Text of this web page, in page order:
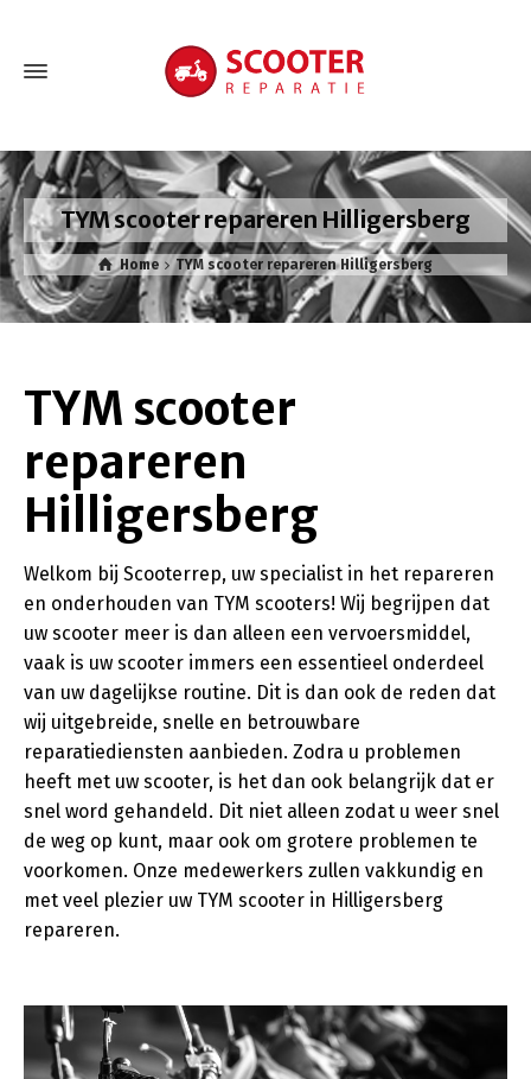
TYM scooter repareren Hilligersberg
Home TYM scooter repareren Hilligersberg
TYM scooter
repareren
Hilligersberg
Welkom bij Scooterrep, uw specialist in het repareren
en onderhouden van TYM scooters! Wij begrijpen dat
uw scooter meer is dan alleen een vervoersmiddel,
vaak is uw scooter immers een essentieel onderdeel
van uw dagelijkse routine. Dit is dan ook de reden dat
wij uitgebreide, snelle en betrouwbare
reparatiediensten aanbieden. Zodra u problemen
heeft met uw scooter, is het dan ook belangrijk dat er
snel word gehandeld. Dit niet alleen zodat u weer snel
de weg op kunt, maar ook om grotere problemen te
voorkomen. Onze medewerkers zullen vakkundig en
met veel plezier uw TYM scooter in Hilligersberg
repareren.